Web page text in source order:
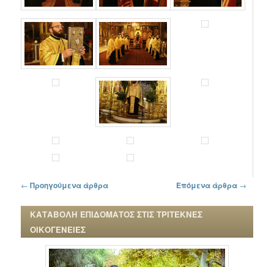
Πλοήγηση στα άρθρα
← Προηγούμενα άρθρα Επόμενα άρθρα →
ΚΑΤΑΒΟΛΗ ΕΠΙΔΟΜΑΤΟΣ ΣΤΙΣ ΤΡΙΤΕΚΝΕΣ
ΟΙΚΟΓΕΝΕΙΕΣ